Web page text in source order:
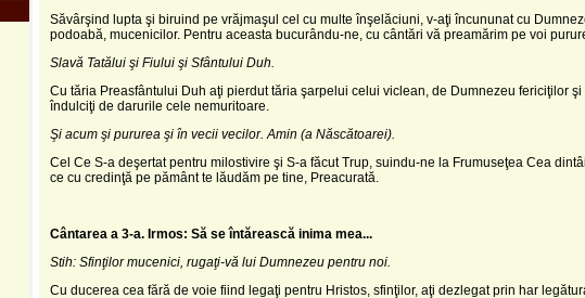
Săvârşind lupta şi biruind pe vrăjmaşul cel cu multe înşelă­ciuni, v-aţi încununat cu
podoabă, muce­nicilor. Pentru aceasta bucurându-ne, cu cântări vă preamărim pe voi
Slavă Tatălui şi Fiului şi Sfântului Duh.
Cu tăria Preasfântului Duh aţi pierdut tăria şarpelui celui viclean, de Dumnezeu fericiţilor şi
îndulciţi de darurile cele nemuritoare.
Şi acum şi pururea şi în vecii vecilor. Amin (a Născătoarei).
Cel Ce S-a deşertat pentru milostivire şi S-a făcut Trup, suindu-ne la Frumuseţea Cea
ce cu credinţă pe pământ te lăudăm pe tine, Preacurată.
Cântarea a 3-a. Irmos: Să se întărească inima mea...
Stih: Sfinţilor mucenici, rugaţi-vă lui Dumnezeu pentru noi.
Cu ducerea cea fără de voie fiind legaţi pentru Hristos, sfinţilor, aţi dezlegat prin har